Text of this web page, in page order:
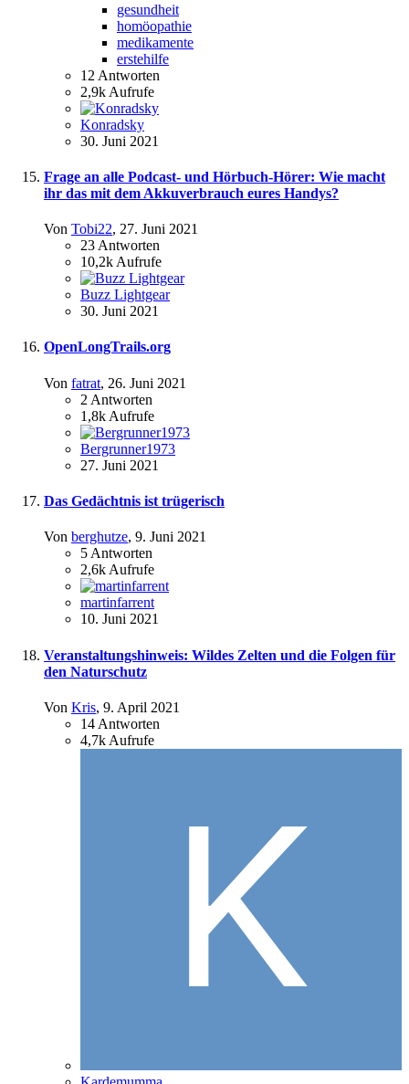
gesundheit
homöopathie
medikamente
erstehilfe
12 Antworten
2,9k Aufrufe
Konradsky
30. Juni 2021
Frage an alle Podcast- und Hörbuch-Hörer: Wie macht
ihr das mit dem Akkuverbrauch eures Handys?
Von Tobi22, 27. Juni 2021
23 Antworten
10,2k Aufrufe
Buzz Lightgear
30. Juni 2021
OpenLongTrails.org
Von fatrat, 26. Juni 2021
2 Antworten
1,8k Aufrufe
Bergrunner1973
27. Juni 2021
Das Gedächtnis ist trügerisch
Von berghutze, 9. Juni 2021
5 Antworten
2,6k Aufrufe
martinfarrent
10. Juni 2021
Veranstaltungshinweis: Wildes Zelten und die Folgen für
den Naturschutz
Von Kris, 9. April 2021
14 Antworten
4,7k Aufrufe